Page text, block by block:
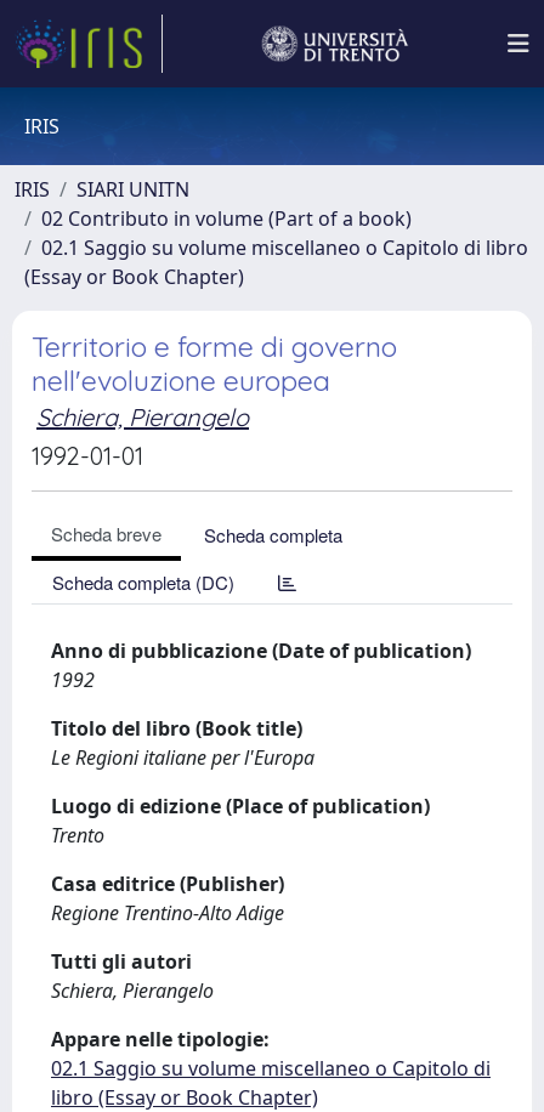
IRIS
IRIS
SIARI UNITN
02 Contributo in volume (Part of a book)
02.1 Saggio su volume miscellaneo o Capitolo di libro
(Essay or Book Chapter)
Territorio e forme di governo
nell'evoluzione europea
Schiera, Pierangelo
1992-01-01
Scheda breve
Scheda completa
Scheda completa (DC)
Anno di pubblicazione (Date of publication)
1992
Titolo del libro (Book title)
Le Regioni italiane per l'Europa
Luogo di edizione (Place of publication)
Trento
Casa editrice (Publisher)
Regione Trentino-Alto Adige
Tutti gli autori
Schiera, Pierangelo
Appare nelle tipologie:
02.1 Saggio su volume miscellaneo o Capitolo di
libro (Essay or Book Chapter)